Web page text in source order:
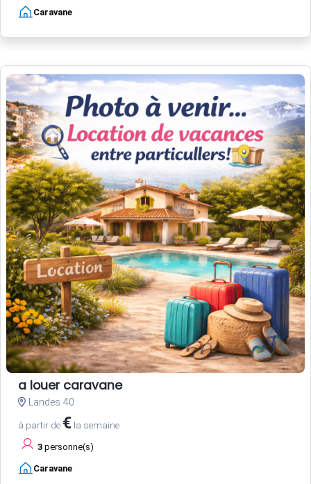
Caravane
a louer caravane
Landes 40
à partir de € la semaine
3 personne(s)
Caravane